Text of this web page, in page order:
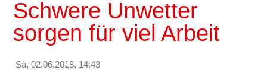
Schwere Unwetter
sorgen für viel Arbeit
Sa, 02.06.2018, 14:43